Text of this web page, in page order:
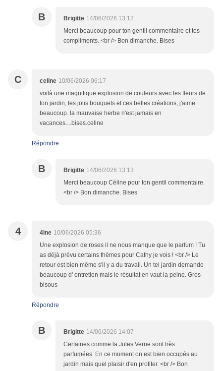
B Brigitte 14/06/2026 13:12
Merci beaucoup pour ton gentil commentaire et tes
compliments. <br /> Bon dimanche. Bises
C celine 10/06/2026 06:17
voilà une magnifique explosion de couleurs avec les fleurs de
ton jardin, tes jolis bouquets et ces belles créations, j'aime
beaucoup. la mauvaise herbe n'est jamais en
vacances....bises.celine
Répondre
B Brigitte 14/06/2026 13:13
Merci beaucoup Céline pour ton gentil commentaire.
<br /> Bon dimanche. Bises
4 4ine 10/06/2026 05:36
Une explosion de roses il ne nous manque que le parfum ! Tu
as déjà prévu certains thèmes pour Cathy je vois ! <br /> Le
retour est bien même s'il y a du travail. Un tel jardin demande
beaucoup d' entretien mais le résultat en vaut la peine. Gros
bisous
Répondre
B Brigitte 14/06/2026 14:07
Certaines comme la Jules Verne sont très
parfumées. En ce moment on est bien occupés au
jardin mais quel plaisir d'en profiter. <br /> Bon